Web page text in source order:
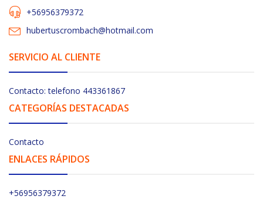
+56956379372
hubertuscrombach@hotmail.com
SERVICIO AL CLIENTE
Contacto: telefono 443361867
CATEGORÍAS DESTACADAS
Contacto
ENLACES RÁPIDOS
+56956379372